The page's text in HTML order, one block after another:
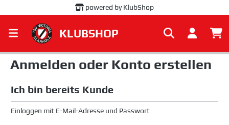
powered by KlubShop
KLUBSHOP
Anmelden oder Konto erstellen
Ich bin bereits Kunde
Einloggen mit E-Mail-Adresse und Passwort